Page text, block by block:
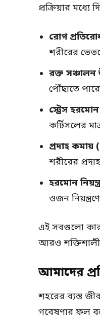
প্রক্রিয়ার মধ্যে
রোগ
শরীরের
রক্ত সঞ্চালন
পৌঁছাতে
স্ট্রেস হরমোন
কর্টিসলের
প্রদাহ
শরীরের
হরমোন
ওজন
এই সবগুলো কারণ
আরও
আমাদের
শহরের ব্যস্ত
গবেষণার ফল